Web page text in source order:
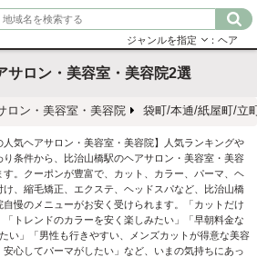
ジャンルを指定 ：ヘア
サロン・美容室・美容院2選
ロン・美容室・美容院 袋町/本通/紙屋町/立
人気ヘアサロン・美容室・美容院】人気ランキングや
条件から、比治山橋駅のヘアサロン・美容室・美容
。クーポンが豊富で、カット、カラー、パーマ、ヘ
、縮毛矯正、エクステ、ヘッドスパなど、比治山橋
慢のメニューがお安く受けられます。「カットだけ
トレンドのカラーを安く楽しみたい」「早朝料金な
い」「男性も行きやすい、メンズカットが得意な美容
心してパーマがしたい」など、いまの気持ちにあっ